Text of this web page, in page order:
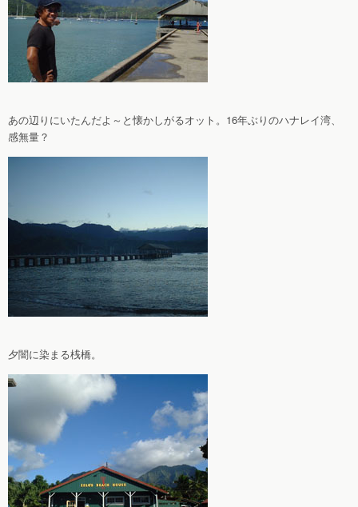
あの辺りにいたんだよ～と懐かしがるオット。16年ぶりのハナレイ湾、
感無量？
夕闇に染まる桟橋。